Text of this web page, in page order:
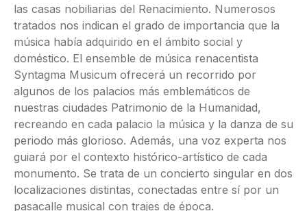
las casas nobiliarias del Renacimiento. Numerosos
tratados nos indican el grado de importancia que la
música había adquirido en el ámbito social y
doméstico. El ensemble de música renacentista
Syntagma Musicum ofrecerá un recorrido por
algunos de los palacios más emblemáticos de
nuestras ciudades Patrimonio de la Humanidad,
recreando en cada palacio la música y la danza de su
periodo más glorioso. Además, una voz experta nos
guiará por el contexto histórico-artístico de cada
monumento. Se trata de un concierto singular en dos
localizaciones distintas, conectadas entre sí por un
pasacalle musical con trajes de época.